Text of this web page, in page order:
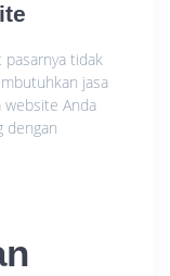
pasarnya tidak
jasa
Anda
dengan